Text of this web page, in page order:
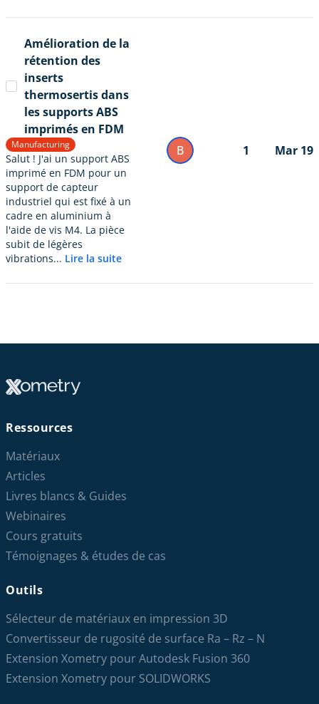
Amélioration de la
rétention des
inserts
thermosertis dans
les supports ABS
imprimés en FDM
Manufacturing
Salut ! J'ai un support ABS
imprimé en FDM pour un
support de capteur
industriel qui est fixé à un
cadre en aluminium à
l'aide de vis M4. La pièce
subit de légères
vibrations... Lire la suite
B 1 Mar 19
Ressources
Matériaux
Articles
Livres blancs & Guides
Webinaires
Cours gratuits
Témoignages & études de cas
Outils
Sélecteur de matériaux en impression 3D
Convertisseur de rugosité de surface Ra – Rz – N
Extension Xometry pour Autodesk Fusion 360
Extension Xometry pour SOLIDWORKS